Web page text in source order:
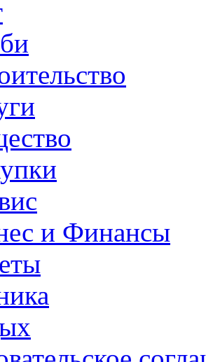
и Финансы